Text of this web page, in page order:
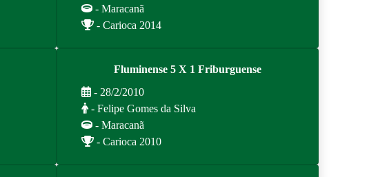
- Maracanã
- Carioca 2014
Fluminense 5 X 1 Friburguense
- 28/2/2010
- Felipe Gomes da Silva
- Maracanã
- Carioca 2010